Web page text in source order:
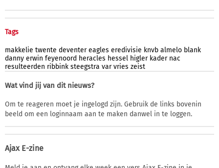
Tags
makkelie twente deventer eagles eredivisie knvb almelo blank
danny erwin feyenoord heracles hessel higler kader nac
resulteerden ribbink steegstra var vries zeist
Wat vind jij van dit nieuws?
Om te reageren moet je ingelogd zijn. Gebruik de links bovenin
beeld om een loginnaam aan te maken danwel in te loggen.
Ajax E-zine